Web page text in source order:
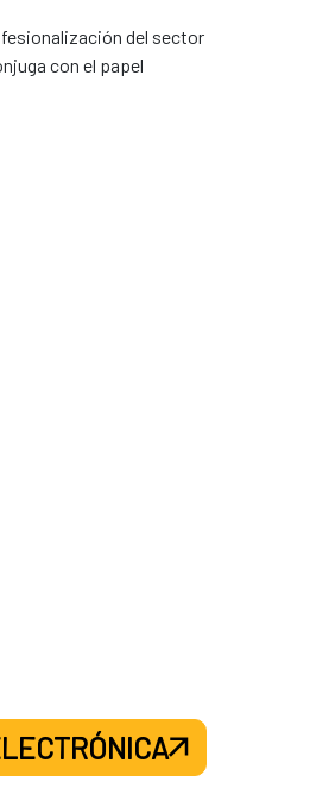
del sector
con el papel